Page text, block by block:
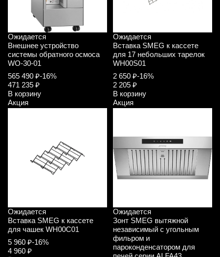
Ожидается
Внешнее устройство
системы обратного осмоса
WO-30-01
565 490 ₽-16%
471 235 ₽
В корзину
Акция
Ожидается
Вставка SMEG к кассете
для 17 небольших тарелок
WH00S01
2 650 ₽-16%
2 205 ₽
В корзину
Акция
Ожидается
Вставка SMEG к кассете
для чашек WH00C01
5 960 ₽-16%
4 960 ₽
Ожидается
Зонт SMEG вытяжной
независимый с угольным
фильром и
пароконденсатором для